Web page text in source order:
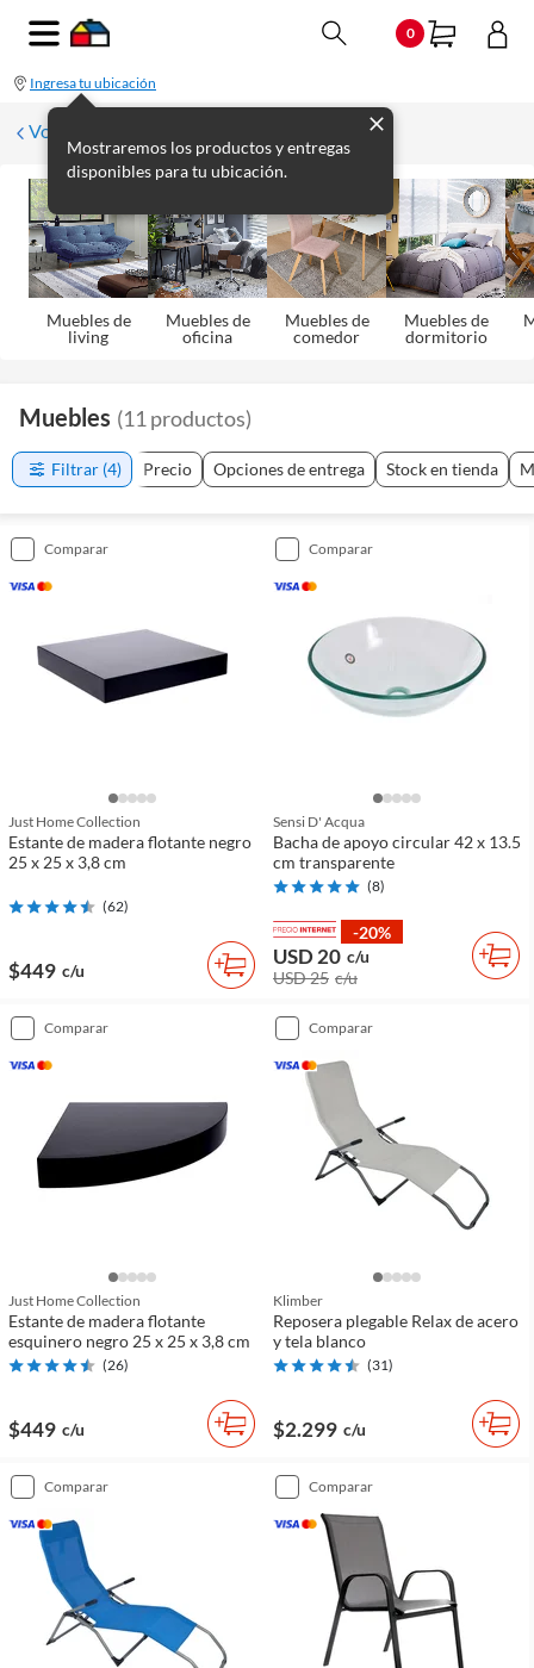
0
Ingresa tu ubicación
Mostraremos los productos y entregas
disponibles para tu ubicación.
Volver
Muebles de
living
Muebles de
oficina
Muebles de
comedor
Muebles de
dormitorio
Muebles (11 productos)
Filtrar (4) Precio Opciones de entrega Stock en tienda
comparar
Just Home Collection
Estante de madera flotante negro
25 x 25 x 3,8 cm
(62)
$449 c/u
comparar
Sensi D' Acqua
Bacha de apoyo circular 42 x 13.5
cm transparente
(8)
-20%
USD 20 c/u
USD 25 c/u
comparar
Just Home Collection
Estante de madera flotante
esquinero negro 25 x 25 x 3,8 cm
(26)
$449 c/u
comparar
Klimber
Reposera plegable Relax de acero
y tela blanco
(31)
$2.299 c/u
comparar comparar